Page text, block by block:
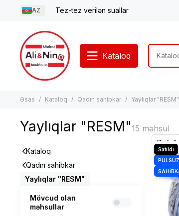
AZ Tez-tez verilən suallar
Kataloq
Əsas Kataloq Qadın sahibkar Yaylıqlar "RESM"
Yaylıqlar "RESM"
Kataloq
Qadın sahibkar
Yaylıqlar "RESM"
Mövcud olan
məhsullar